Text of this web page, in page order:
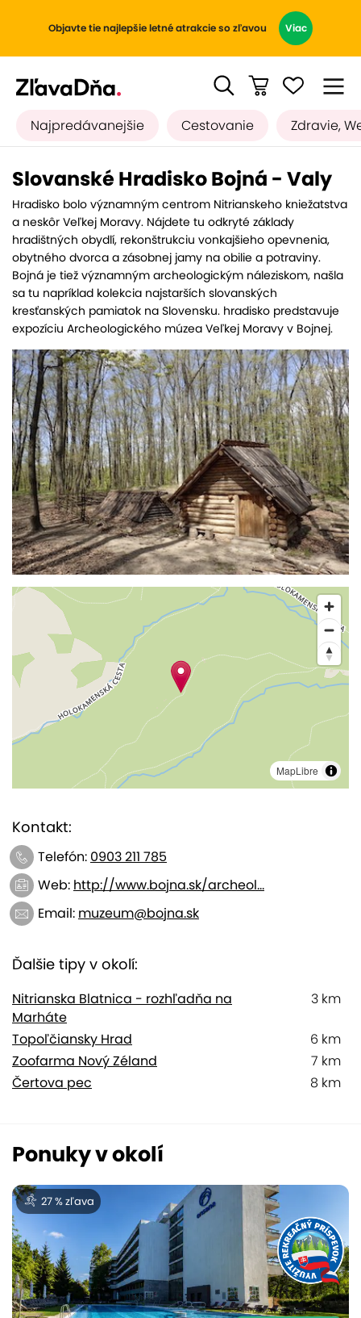
Objavte tie najlepšie letné atrakcie so zľavou Viac
Najpredávanejšie Cestovanie Zdravie,
Slovanské Hradisko Bojná - Valy
Hradisko bolo významným centrom Nitrianskeho kniežatstva
a neskôr Veľkej Moravy. Nájdete tu odkryté základy
hradištných obydlí, rekonštrukciu vonkajšieho opevnenia,
obytného dvorca a zásobnej jamy na obilie a potraviny.
Bojná je tiež významným archeologickým náleziskom, našla
sa tu napríklad kolekcia najstarších slovanských
kresťanských pamiatok na Slovensku. hradisko predstavuje
expozíciu Archeologického múzea Veľkej Moravy v Bojnej.
MapLibre
Kontakt:
Telefón: 0903 211 785
Web: http://www.bojna.sk/archeol...
Email: muzeum@bojna.sk
Ďalšie tipy v okolí:
3 km
Nitrianska Blatnica - rozhľadňa na
Marháte
6 km
Topoľčiansky Hrad
7 km
Zoofarma Nový Zéland
8 km
Čertova pec
Ponuky v okolí
27 % zľava